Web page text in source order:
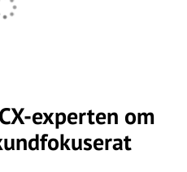
experten om